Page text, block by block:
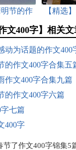
明节的作
【精选
文400字】相关文
动为话题的作文400
的作文400字合集五
作文400字合集九篇
的作文400字六篇
七篇
400字
节了作文400字锦集5